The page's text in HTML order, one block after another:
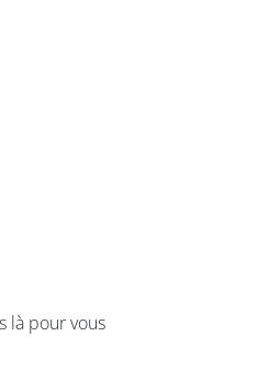
là pour vous